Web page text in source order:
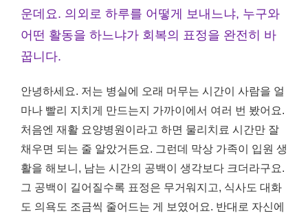
운데요. 의외로 하루를 어떻게 보내느냐, 누구와
어떤 활동을 하느냐가 회복의 표정을 완전히 바
꿉니다.
안녕하세요. 저는 병실에 오래 머무는 시간이 사람을 얼
마나 빨리 지치게 만드는지 가까이에서 여러 번 봤어요.
처음엔 재활 요양병원이라고 하면 물리치료 시간만 잘
채우면 되는 줄 알았거든요. 그런데 막상 가족이 입원 생
활을 해보니, 남는 시간의 공백이 생각보다 크더라구요.
그 공백이 길어질수록 표정은 무거워지고, 식사도 대화
도 의욕도 조금씩 줄어드는 게 보였어요. 반대로 자신에